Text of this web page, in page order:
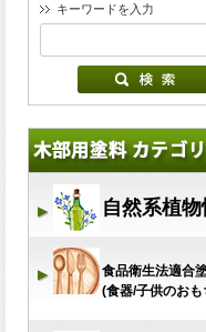
キーワードを入力